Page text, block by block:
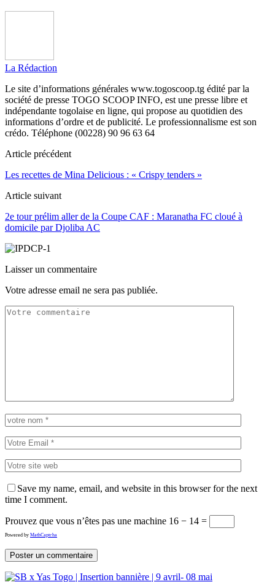
La Rédaction
Le site d’informations générales www.togoscoop.tg édité par la
société de presse TOGO SCOOP INFO, est une presse libre et
indépendante togolaise en ligne, qui propose au quotidien des
informations d’ordre et de publicité. Le professionnalisme est son
crédo. Téléphone (00228) 90 96 63 64
Article précédent
Les recettes de Mina Delicious : « Crispy tenders »
Article suivant
2e tour prélim aller de la Coupe CAF : Maranatha FC cloué à
domicile par Djoliba AC
Laisser un commentaire
Votre adresse email ne sera pas publiée.
Save my name, email, and website in this browser for the next
time I comment.
Prouvez que vous n’êtes pas une machine 16 − 14 =
Powered by MathCaptcha